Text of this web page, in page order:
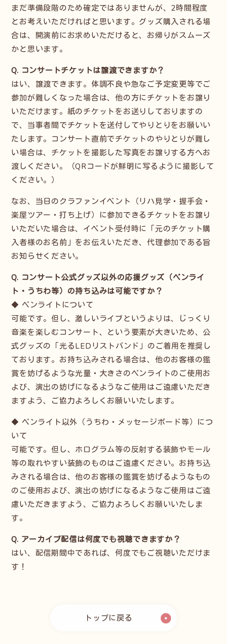
まだ準備段階のため確定ではありませんが、2時間程度
とお考えいただければと思います。グッズ購入される場
合は、開演前にお求めいただけると、お帰りがスムーズ
かと思います。
Q. コンサートチケットは譲渡できますか？
はい、譲渡できます。体調不良や急なご予定変更等でご
参加が難しくなった場合は、他の方にチケットをお譲り
いただけます。紙のチケットをお送りしておりますの
で、当事者間でチケットを送付してやりとりをお願いい
たします。コンサート直前でチケットのやりとりが難し
い場合は、チケットを撮影した写真をお譲りする方へお
渡しください。（QRコードが鮮明に写るように撮影して
ください。）
なお、当日のクラファンイベント（リハ見学・握手会・
楽屋ツアー・打ち上げ）に参加できるチケットをお譲り
いただいた場合は、イベント受付時に「元のチケット購
入者様のお名前」をお伝えいただき、代理参加である旨
お知らせください。
Q. コンサート公式グッズ以外の応援グッズ（ペンライ
ト・うちわ等）の持ち込みは可能ですか？
◆ ペンライトについて
可能です。但し、激しいライブというよりは、じっくり
音楽を楽しむコンサート、という要素が大きいため、公
式グッズの「光るLEDリストバンド」のご着用を推奨し
ております。お持ち込みされる場合は、他のお客様の鑑
賞を妨げるような光量・大きさのペンライトのご使用お
よび、演出の妨げになるようなご使用はご遠慮いただき
ますよう、ご協力よろしくお願いいたします。
◆ ペンライト以外（うちわ・メッセージボード等）につ
いて
可能です。但し、ホログラム等の反射する装飾やモール
等の取れやすい装飾のものはご遠慮ください。お持ち込
みされる場合は、他のお客様の鑑賞を妨げるようなもの
のご使用および、演出の妨げになるようなご使用はご遠
慮いただきますよう、ご協力よろしくお願いいたしま
す。
Q. アーカイブ配信は何度でも視聴できますか？
はい、配信期間中であれば、何度でもご視聴いただけま
す！
トップに戻る